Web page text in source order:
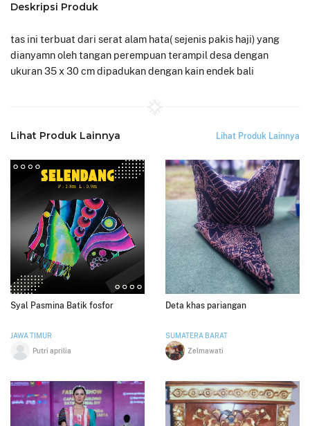
Deskripsi Produk
tas ini terbuat dari serat alam hata( sejenis pakis haji) yang
dianyamn oleh tangan perempuan terampil desa dengan
ukuran 35 x 30 cm dipadukan dengan kain endek bali
Lihat Produk Lainnya Lihat Produk Lainnya
Syal Pasmina Batik fosfor
JAWA TIMUR
Putri aprilia
Deta khas pariangan
SUMATERA BARAT
Zelmawati